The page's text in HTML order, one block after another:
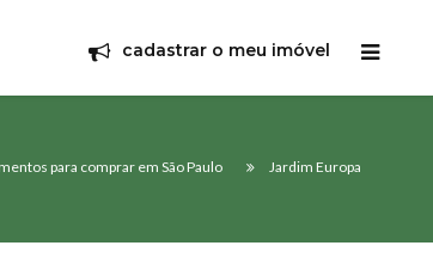
cadastrar o meu imóvel
para comprar em São Paulo Jardim Europa